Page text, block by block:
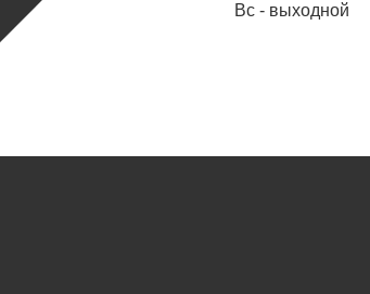
Вс - выходной